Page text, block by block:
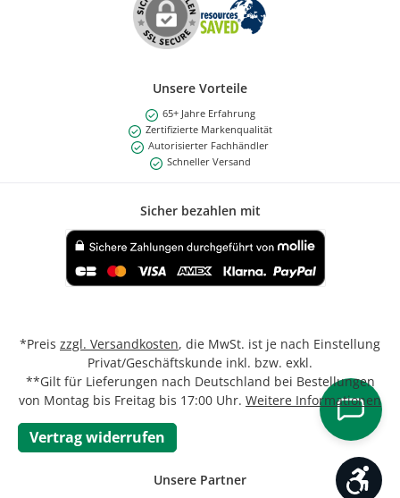
Unsere Vorteile
65+ Jahre Erfahrung
Zertifizierte Markenqualität
Autorisierter Fachhändler
Schneller Versand
Sicher bezahlen mit
*Preis zzgl. Versandkosten, die MwSt. ist je nach Einstellung
Privat/Geschäftskunde inkl. bzw. exkl.
**Gilt für Lieferungen nach Deutschland bei Bestellungen
von Montag bis Freitag bis 17:00 Uhr. Weitere Informationen
Vertrag widerrufen
Unsere Partner